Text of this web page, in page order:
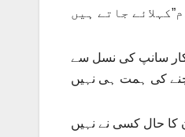
جاتے ہیں
سانپ کی نسل سے
کا حال کسی نے نہیں